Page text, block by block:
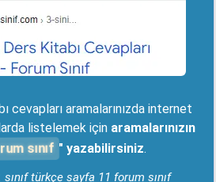
cevapları aramalarınızda internet
listelemek için aramalarınızın
sınıf " yazabilirsiniz.
sınıf türkçe sayfa 11 forum sınıf